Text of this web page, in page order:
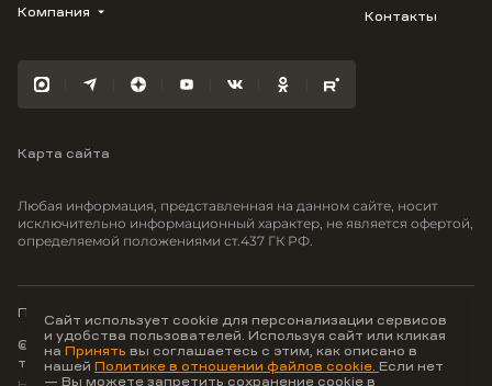
Флора
Отражение
Моретта
Вместе
Студию
3-комнатную
Трейд-ин
100% оплата
Компания
Карьера
Контакты
Карта сайта
Любая информация, представленная на данном сайте, носит
исключительно информационный характер, не является офертой,
определяемой положениями ст.437 ГК РФ.
© ООО Неоагентство, ИНН 9703176621,
тел.:+7 800 707-87-38
Политика конфиденциальности
Сайт использует cookie для персонализации сервисов
и удобства пользователей. Используя сайт или кликая
на Принять вы соглашаетесь с этим, как описано в
нашей Политике в отношении файлов cookie. Если нет
— Вы можете запретить сохранение cookie в